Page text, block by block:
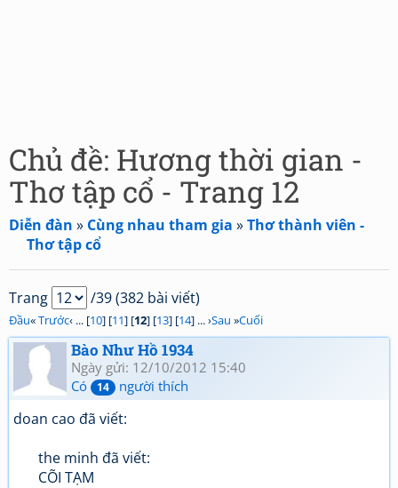
Chủ đề: Hương thời gian -
Thơ tập cổ - Trang 12
Diễn đàn » Cùng nhau tham gia »Thơ thành viên -
Thơ tập cổ
Trang /39 (382 bài viết)
Đầu«Trước‹ ... [10] [11] [12] [13] [14] ... ›Sau »Cuối
Bào Như Hồ 1934
Ngày gửi: 12/10/2012 15:40
Có
14 người thích
doan cao đã viết:
the minh đã viết:
CÕI TẠM